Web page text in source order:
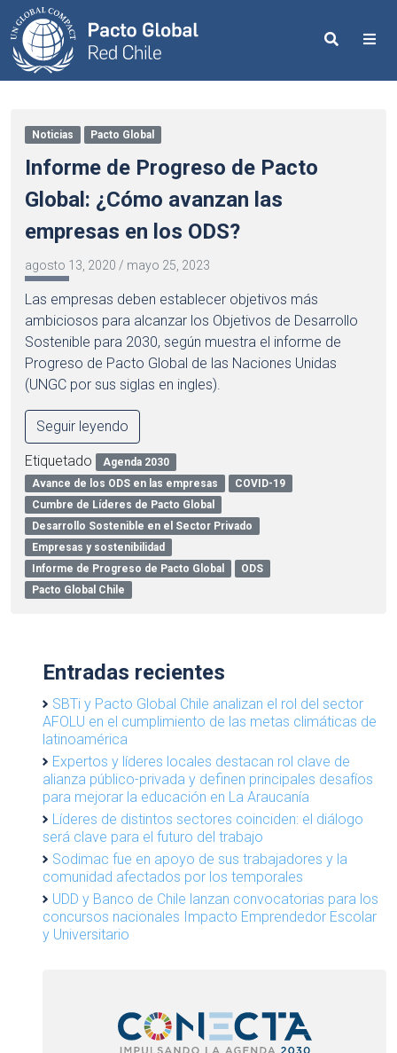
Search
Noticias Pacto Global
Informe de Progreso de Pacto
Global: ¿Cómo avanzan las
empresas en los ODS?
agosto 13, 2020 / mayo 25, 2023
Las empresas deben establecer objetivos más
ambiciosos para alcanzar los Objetivos de Desarrollo
Sostenible para 2030, según muestra el informe de
Progreso de Pacto Global de las Naciones Unidas
(UNGC por sus siglas en ingles).
Seguir leyendo
Etiquetado
Agenda 2030
Avance de los ODS en las empresas
COVID-19
Cumbre de Líderes de Pacto Global
Desarrollo Sostenible en el Sector Privado
Empresas y sostenibilidad
Informe de Progreso de Pacto Global
ODS
Pacto Global Chile
Entradas recientes
SBTi y Pacto Global Chile analizan el rol del sector
AFOLU en el cumplimiento de las metas climáticas de
latinoamérica
Expertos y líderes locales destacan rol clave de
alianza público-privada y definen principales desafíos
para mejorar la educación en La Araucanía
Líderes de distintos sectores coinciden: el diálogo
será clave para el futuro del trabajo
Sodimac fue en apoyo de sus trabajadores y la
comunidad afectados por los temporales
UDD y Banco de Chile lanzan convocatorias para los
concursos nacionales Impacto Emprendedor Escolar
y Universitario